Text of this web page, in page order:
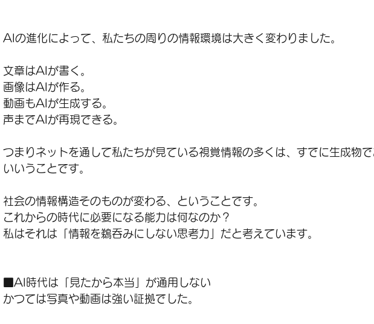
AIの進化によって、私たちの周りの情報環境は大きく変わりました。
文章はAIが書く。
画像はAIが作る。
動画もAIが生成する。
声までAIが再現できる。
つまりネットを通して私たちが見ている視覚情報の多くは、すでに生成物
いいうことです。
社会の情報構造そのものが変わる、ということです。
これからの時代に必要になる能力は何なのか？
私はそれは「情報を鵜呑みにしない思考力」だと考えています。
■AI時代は「見たから本当」が通用しない
かつては写真や動画は強い証拠でした。